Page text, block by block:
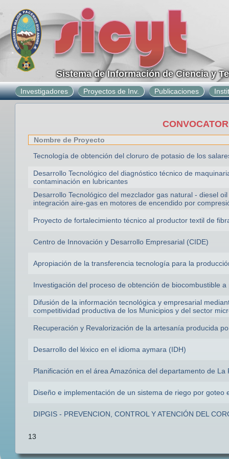
Sistema de Información de Ciencia y
Investigadores Proyectos de Inv. Publicaciones
Nombre de Proyecto
Tecnología de obtención del cloruro de potasio de los
Desarrollo Tecnológico del diagnóstico técnico de
contaminación en lubricantes
Desarrollo Tecnológico del mezclador gas natural - diesel
integración aire-gas en motores de encendido por
Proyecto de fortalecimiento técnico al productor textil de
Centro de Innovación y Desarrollo Empresarial (CIDE)
Apropiación de la transferencia tecnología para la
Investigación del proceso de obtención de biocombustible
Difusión de la información tecnológica y empresarial
competitividad productiva de los Municipios y del sector
Recuperación y Revalorización de la artesanía producida
Desarrollo del léxico en el idioma aymara (IDH)
Planificación en el área Amazónica del departamento de La
Diseño e implementación de un sistema de riego por
DIPGIS - PREVENCION, CONTROL Y ATENCIÓN DEL
13